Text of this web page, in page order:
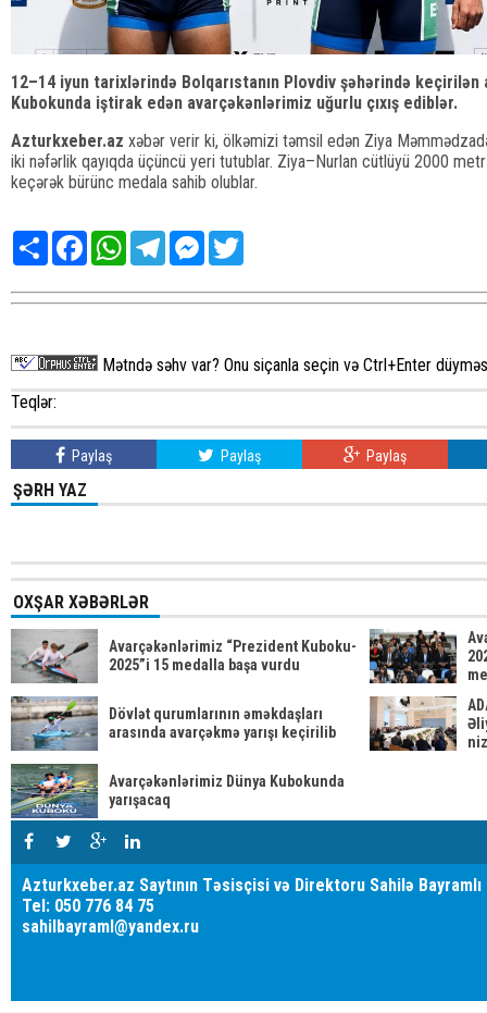
12–14 iyun tarixlərində Bolqarıstanın Plovdiv şəhərində
Kubokunda iştirak edən avarçəkənlərimiz uğurlu çıxış ediblər.
Azturkxeber.az xəbər verir ki, ölkəmizi təmsil edən Ziya
iki nəfərlik qayıqda üçüncü yeri tutublar. Ziya–Nurlan cütlüyü 2000
keçərək bürünc medala sahib olublar.
Share FacebookWhatsAppTelegramMessenger
Mətndə səhv var? Onu siçanla seçin və Ctrl+Enter
Teqlər:
Paylaş Paylaş Paylaş
ŞƏRH YAZ
OXŞAR XƏBƏRLƏR
Avarçəkənlərimiz “Prezident Kuboku-
2025”i 15 medalla başa vurdu
Dövlət qurumlarının əməkdaşları
arasında avarçəkmə yarışı keçirilib
Avarçəkənlərimiz Dünya Kubokunda
yarışacaq
Azturkxeber.az Saytının Təsisçisi və Direktoru Sahilə Bayramlı
Tel: 050 776 84 75
sahilbayraml@yandex.ru